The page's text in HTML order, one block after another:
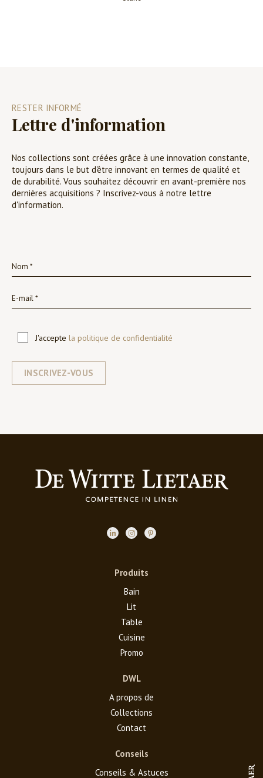
RESTER INFORMÉ
Lettre d'information
Nos collections sont créées grâce à une innovation constante,
toujours dans le but d'être innovant en termes de qualité et
de durabilité. Vous souhaitez découvrir en avant-première nos
dernières acquisitions ? Inscrivez-vous à notre lettre
d'information.
J'accepte la politique de confidentialité
INSCRIVEZ-VOUS
Produits
Bain
Lit
Table
Cuisine
Promo
DWL
A propos de
Collections
Contact
Conseils
Conseils & Astuces